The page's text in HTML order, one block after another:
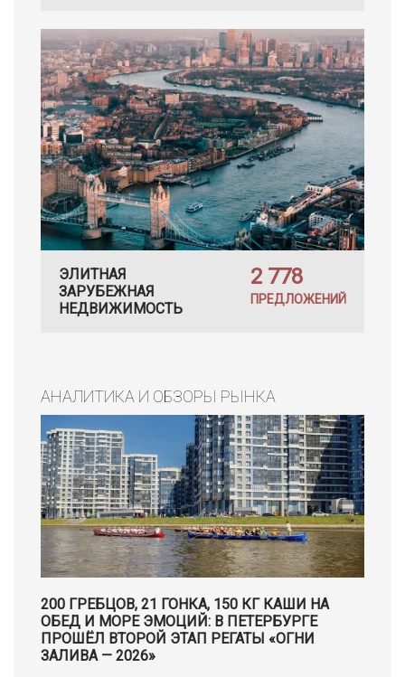
ЭЛИТНАЯ
ЗАРУБЕЖНАЯ
НЕДВИЖИМОСТЬ
2 778
ПРЕДЛОЖЕНИЙ
АНАЛИТИКА И ОБЗОРЫ РЫНКА
200 ГРЕБЦОВ, 21 ГОНКА, 150 КГ КАШИ НА
ОБЕД И МОРЕ ЭМОЦИЙ: В ПЕТЕРБУРГЕ
ПРОШЁЛ ВТОРОЙ ЭТАП РЕГАТЫ «ОГНИ
ЗАЛИВА — 2026»